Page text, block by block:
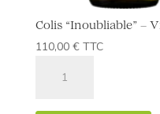
Colis “Inoubliable” –
110,00 € TTC